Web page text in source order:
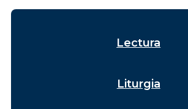
Lectura
Liturgia